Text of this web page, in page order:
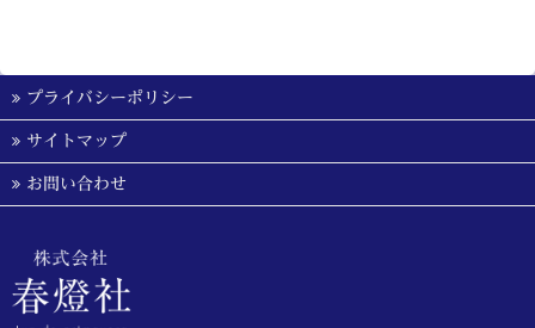
プライバシーポリシー
サイトマップ
お問い合わせ